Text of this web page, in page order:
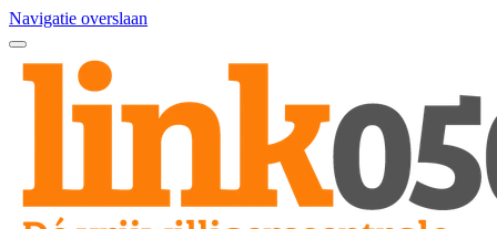
Navigatie overslaan